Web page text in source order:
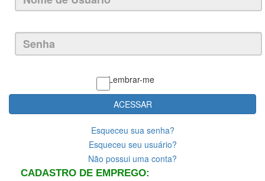
Lembrar-me
ACESSAR
Esqueceu sua senha?
Esqueceu seu usuário?
Não possui uma conta?
CADASTRO DE EMPREGO: